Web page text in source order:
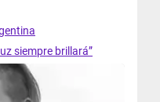
siempre brillará”